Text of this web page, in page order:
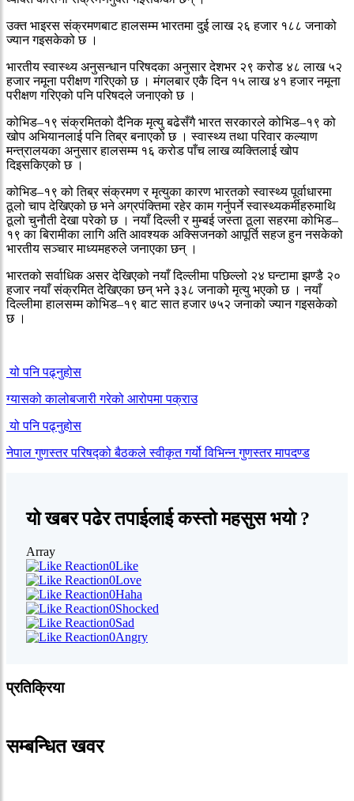
उक्त भाइरस संक्रमणबाट हालसम्म भारतमा दुई लाख २६ हजार १८८ जनाको
ज्यान गइसकेको छ ।
भारतीय स्वास्थ्य अनुसन्धान परिषदका अनुसार देशभर २९ करोड ४८ लाख ५२
हजार नमूना परीक्षण गरिएको छ । मंगलबार एकै दिन १५ लाख ४१ हजार नमूना
परीक्षण गरिएको पनि परिषदले जनाएको छ ।
कोभिड–१९ संक्रमितको दैनिक मृत्यु बढेसँगै भारत सरकारले कोभिड–१९ को
खोप अभियानलाई पनि तिब्र बनाएको छ । स्वास्थ्य तथा परिवार कल्याण
मन्त्रालयका अनुसार हालसम्म १६ करोड पाँच लाख व्यक्तिलाई खोप
दिइसकिएको छ ।
कोभिड–१९ को तिब्र संक्रमण र मृत्युका कारण भारतको स्वास्थ्य पूर्वाधारमा
ठूलो चाप देखिएको छ भने अग्रपंक्तिमा रहेर काम गर्नुपर्ने स्वास्थ्यकर्मीहरुमाथि
ठूलो चुनौती देखा परेको छ । नयाँ दिल्ली र मुम्बई जस्ता ठूला सहरमा कोभिड–
१९ का बिरामीका लागि अति आवश्यक अक्सिजनको आपूर्ति सहज हुन नसकेको
भारतीय सञ्चार माध्यमहरुले जनाएका छन् ।
भारतको सर्वाधिक असर देखिएको नयाँ दिल्लीमा पछिल्लो २४ घन्टामा झण्डै २०
हजार नयाँ संक्रमित देखिएका छन् भने ३३८ जनाको मृत्यु भएको छ । नयाँ
दिल्लीमा हालसम्म कोभिड–१९ बाट सात हजार ७५२ जनाको ज्यान गइसकेको
छ ।
यो पनि पढ्नुहोस
ग्यासको कालोबजारी गरेको आरोपमा पक्राउ
यो पनि पढ्नुहोस
नेपाल गुणस्तर परिषद्को बैठकले स्वीकृत गर्यो विभिन्न गुणस्तर मापदण्ड
यो खबर पढेर तपाईलाई कस्तो महसुस भयो ?
Array
0Like
0Love
0Haha
0Shocked
0Sad
0Angry
प्रतिक्रिया
सम्बन्धित खवर